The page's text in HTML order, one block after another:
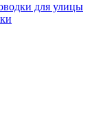
для улицы